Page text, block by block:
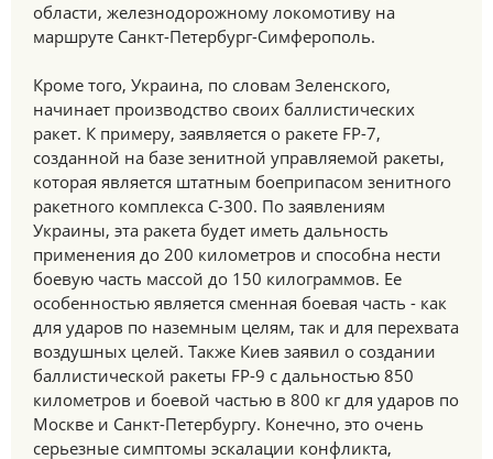
области, железнодорожному локомотиву на
маршруте Санкт-Петербург-Симферополь.
Кроме того, Украина, по словам Зеленского,
начинает производство своих баллистических
ракет. К примеру, заявляется о ракете FP-7,
созданной на базе зенитной управляемой ракеты,
которая является штатным боеприпасом зенитного
ракетного комплекса С-300. По заявлениям
Украины, эта ракета будет иметь дальность
применения до 200 километров и способна нести
боевую часть массой до 150 килограммов. Ее
особенностью является сменная боевая часть - как
для ударов по наземным целям, так и для перехвата
воздушных целей. Также Киев заявил о создании
баллистической ракеты FP-9 с дальностью 850
километров и боевой частью в 800 кг для ударов по
Москве и Санкт-Петербургу. Конечно, это очень
серьезные симптомы эскалации конфликта,